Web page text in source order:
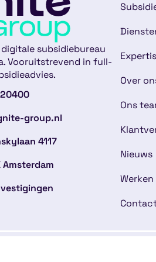
subsidiebureau
Vooruitstrevend in full-
group.nl
4117
Amsterdam
Over
Ons
Nieuws